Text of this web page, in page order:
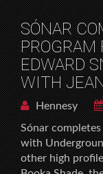
SÓNAR
PROGRAM
EDWARD
WITH
Hennesy
Sónar
with
other high